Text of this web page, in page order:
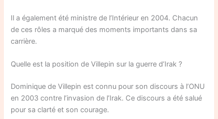
Il a également été ministre de l’Intérieur en 2004. Chacun
de ces rôles a marqué des moments importants dans sa
carrière.
Quelle est la position de Villepin sur la guerre d’Irak ?
Dominique de Villepin est connu pour son discours à l’ONU
en 2003 contre l’invasion de l’Irak. Ce discours a été salué
pour sa clarté et son courage.